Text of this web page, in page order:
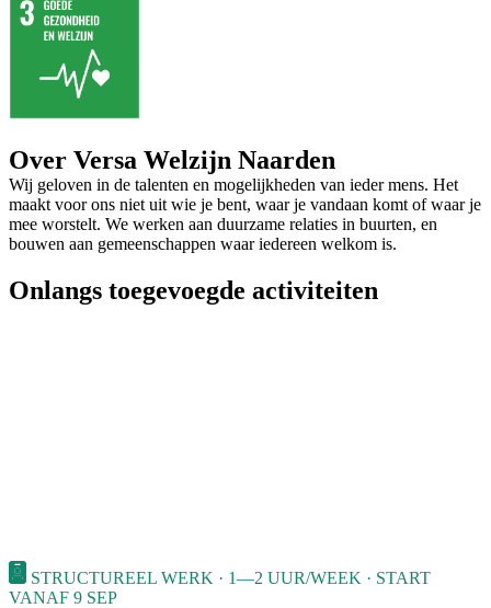
Over Versa Welzijn Naarden
Wij geloven in de talenten en mogelijkheden van ieder mens. Het
maakt voor ons niet uit wie je bent, waar je vandaan komt of waar je
mee worstelt. We werken aan duurzame relaties in buurten, en
bouwen aan gemeenschappen waar iedereen welkom is.
Onlangs toegevoegde activiteiten
STRUCTUREEL WERK · 1—2 UUR/WEEK · START
VANAF 9 SEP